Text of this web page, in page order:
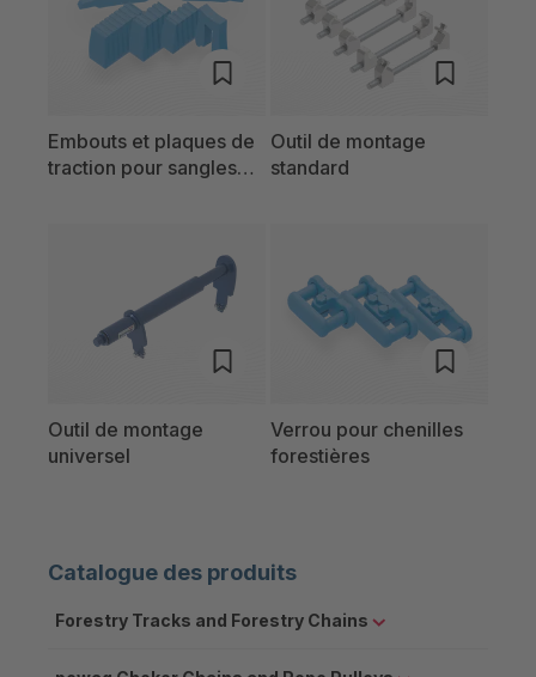
Embouts et plaques de
traction pour sangles
Outil de montage
standard
Outil de montage
universel
Verrou pour chenilles
forestières
Catalogue des produits
Forestry Tracks and Forestry Chains